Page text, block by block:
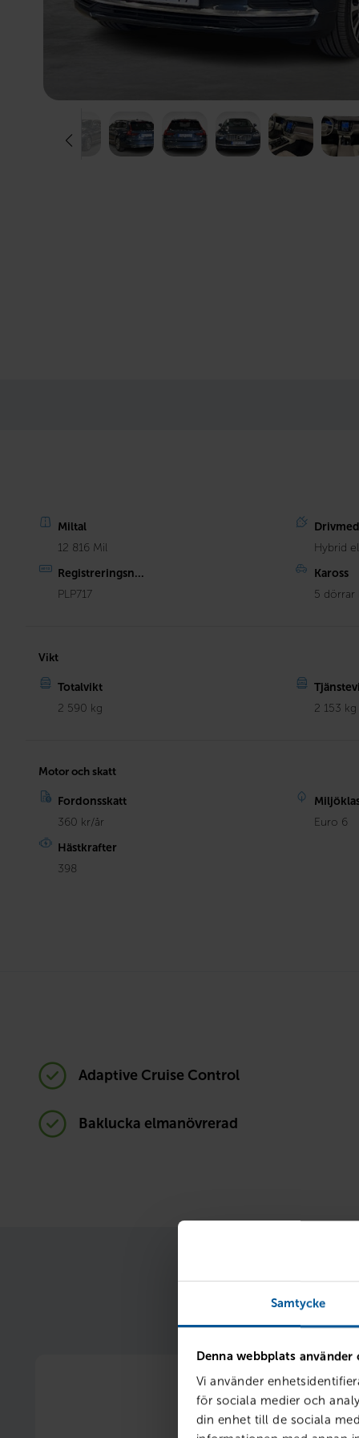
Samtycke
Denna webbplats använder
Vi använder
för sociala medier och
din enhet till de sociala
Miltal
12 816 Mil
Hybrid
Registreringsn...
PLP717
Kaross
5 dörrar
Vikt
Totalvikt
2 590 kg
2 153 kg
Motor och skatt
Fordonsskatt
360 kr/år
Euro 6
Hästkrafter
398
Adaptive Cruise Control
Baklucka elmanövrerad
När du samlar